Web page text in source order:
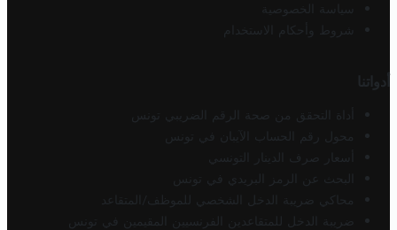
سياسة الخصوصية
شروط وأحكام الاستخدام
أدواتنا
أداة التحقق من صحة الرقم الضريبي تونس
محول رقم الحساب الآيبان في تونس
أسعار صرف الدينار التونسي
البحث عن الرمز البريدي في تونس
محاكي ضريبة الدخل الشخصي للموظف/المتقاعد
ضريبة الدخل للمتقاعدين الفرنسيين المقيمين في تونس